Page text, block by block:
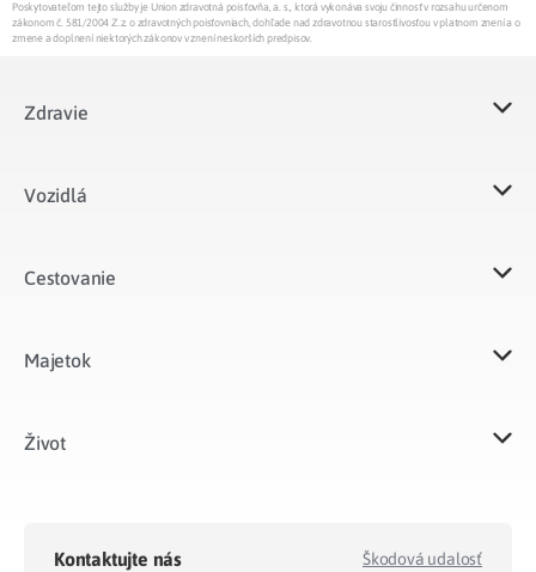
Poskytovateľom tejto služby je Union zdravotná poisťovňa, a. s., ktorá vykonáva svoju činnosť v rozsahu určenom
zákonom č. 581/2004 Z.z. o zdravotných poisťovniach, dohľade nad zdravotnou starostlivosťou v platnom znení a o
zmene a doplnení niektorých zákonov v znení neskorších predpisov.
Zdravie
Vozidlá​
Cestovanie
Majetok​
Život​
Kontaktujte nás Škodová udalosť